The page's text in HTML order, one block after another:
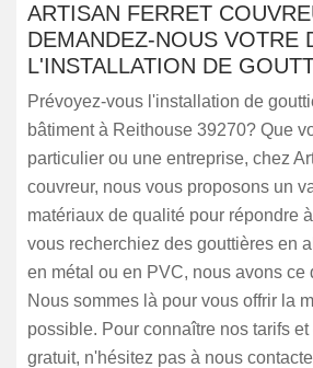
ARTISAN FERRET
DEMANDEZ-NOUS VOTRE
L'INSTALLATION DE
Prévoyez-vous l'installation de
bâtiment à Reithouse 39270? Que
particulier ou une entreprise, chez
couvreur, nous vous proposons un
matériaux de qualité pour répondre
vous recherchiez des gouttières en
en métal ou en PVC, nous avons ce
Nous sommes là pour vous offrir la
possible. Pour connaître nos tarifs
gratuit, n'hésitez pas à nous